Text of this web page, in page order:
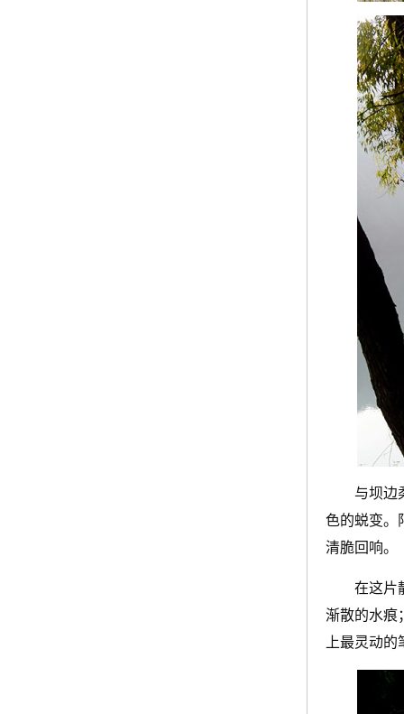
与坝边
色的蜕变。
清脆回响。
在这片
渐散的水痕
上最灵动的